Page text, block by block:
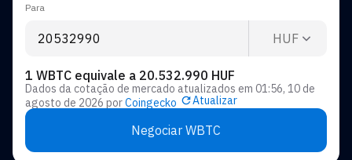
Para
HUF
1 WBTC equivale a 20.532.990 HUF
Dados da cotação de mercado atualizados em 01:56, 10 de
agosto de 2026 porCoingecko Atualizar
Negociar WBTC